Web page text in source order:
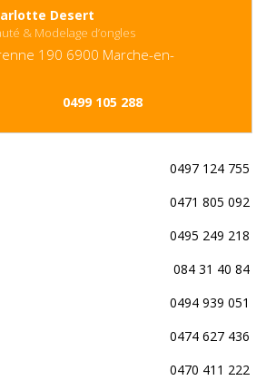
Desert
& Modelage d’ongles
190 6900 Marche-en-
0499 105 288
0497 124 755
0471 805 092
0495 249 218
084 31 40 84
0494 939 051
0474 627 436
0470 411 222